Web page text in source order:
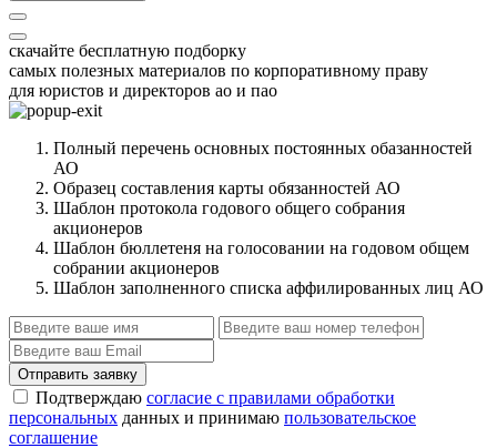
скачайте бесплатную подборку
самых полезных материалов по корпоративному праву
для юристов и директоров ао и пао
Полный перечень основных постоянных обазанностей
АО
Образец составления карты обязанностей АО
Шаблон протокола годового общего собрания
акционеров
Шаблон бюллетеня на голосовании на годовом общем
собрании акционеров
Шаблон заполненного списка аффилированных лиц АО
Отправить заявку
Подтверждаю согласие с правилами обработки
персональных данных и принимаю пользовательское
соглашение